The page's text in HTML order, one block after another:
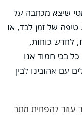
שיצא מכתבה על
טיפה של זמן לבד, או
לחדש כוחות,
בכי חמוד אנו
עם אהובינו לבין
עוזר להפחית מתח